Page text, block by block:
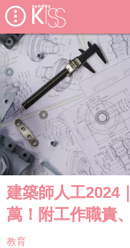
建築師人工2024
萬！附工作職責
教育